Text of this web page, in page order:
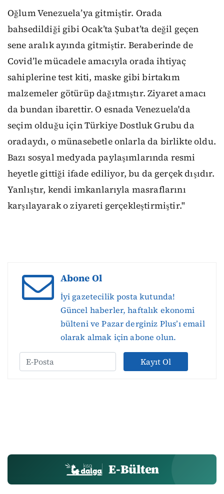
Oğlum Venezuela’ya gitmiştir. Orada
bahsedildiği gibi Ocak’ta Şubat’ta değil geçen
sene aralık ayında gitmiştir. Beraberinde de
Covid’le mücadele amacıyla orada ihtiyaç
sahiplerine test kiti, maske gibi birtakım
malzemeler götürüp dağıtmıştır. Ziyaret amacı
da bundan ibarettir. O esnada Venezuela'da
seçim olduğu için Türkiye Dostluk Grubu da
oradaydı, o münasebetle onlarla da birlikte oldu.
Bazı sosyal medyada paylaşımlarında resmi
heyetle gittiği ifade ediliyor, bu da gerçek dışıdır.
Yanlıştır, kendi imkanlarıyla masraflarını
karşılayarak o ziyareti gerçekleştirmiştir."
Abone Ol
İyi gazetecilik posta kutunda!
Güncel haberler, haftalık ekonomi
bülteni ve Pazar derginiz Plus’ı email
olarak almak için abone olun.
Kayıt Ol
E-Bülten